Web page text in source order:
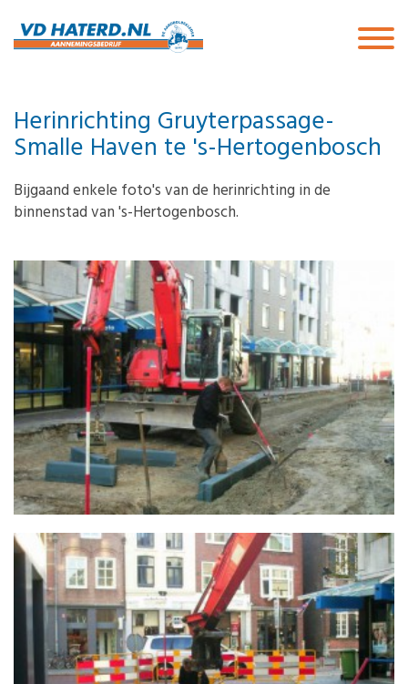
Herinrichting Gruyterpassage-
Smalle Haven te 's-Hertogenbosch
Bijgaand enkele foto's van de herinrichting in de
binnenstad van 's-Hertogenbosch.